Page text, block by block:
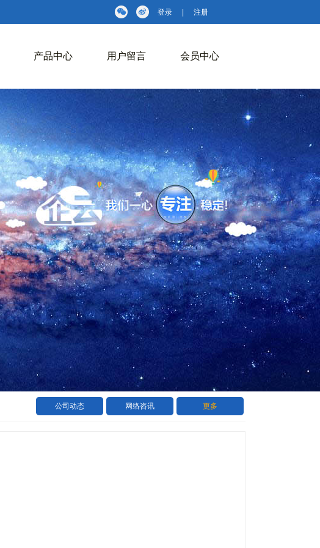
登录 注册
产品中心 用户留言 会员中心
公司动态 网络咨讯 更多